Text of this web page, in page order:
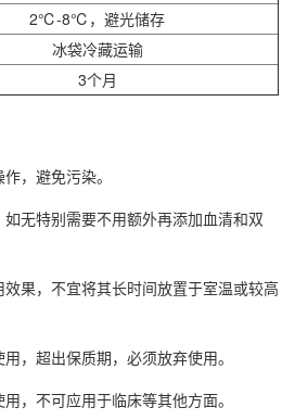
2℃-8℃，避光储存
冰袋冷藏运输
3个月
，避免污染。
无特别需要不用额外再添加血清和双
果，不宜将其长时间放置于室温或较高
，超出保质期，必须放弃使用。
，不可应用于临床等其他方面。